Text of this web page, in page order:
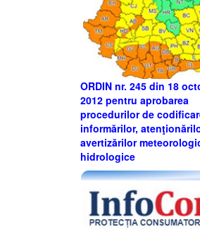
ORDIN nr. 245 din 18
2012 pentru aprobarea
procedurilor de
informărilor,
avertizărilor
hidrologice